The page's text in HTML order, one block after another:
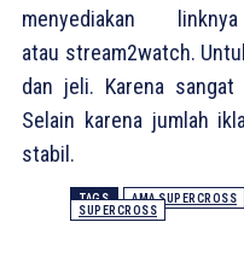
menyediakan
atau stream2watch.
dan jeli. Karena
Selain karena jumlah
stabil.
TAGS AMA SUPERCROSS
SUPERCROSS